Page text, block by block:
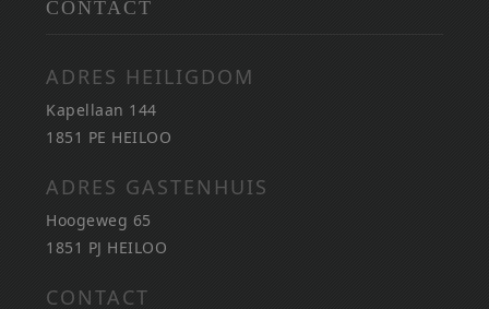
CONTACT
ADRES HEILIGDOM
Kapellaan 144
1851 PE HEILOO
ADRES GASTENHUIS
Hoogeweg 65
1851 PJ HEILOO
CONTACT